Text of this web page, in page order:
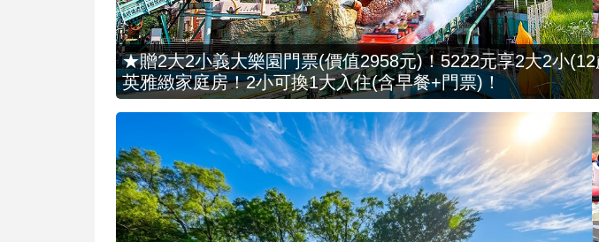
★贈2大2小義大樂園門票(價值2958元)！5222元享2大2小
英雅緻家庭房！2小可換1大入住(含早餐+門票)！